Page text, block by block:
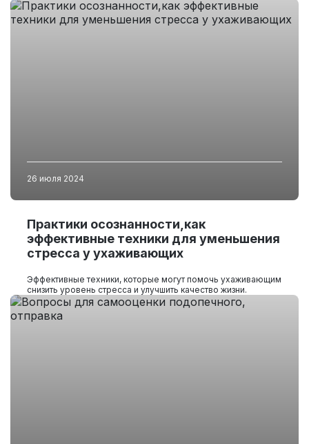
26 июля 2024
Практики осознанности,как
эффективные техники для уменьшения
стресса у ухаживающих
Эффективные техники, которые могут помочь ухаживающим
снизить уровень стресса и улучшить качество жизни.